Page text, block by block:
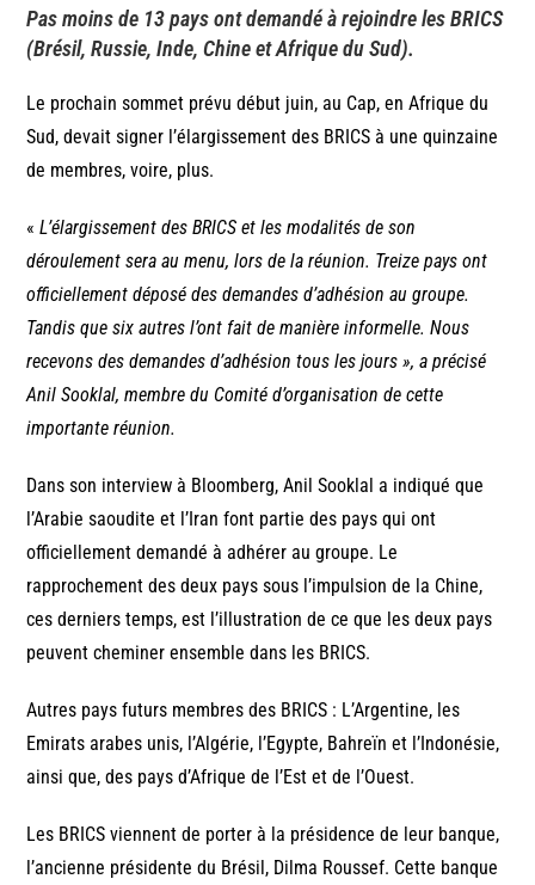
Pas moins de 13 pays ont demandé à rejoindre les BRICS
(Brésil, Russie, Inde, Chine et Afrique du Sud).
Le prochain sommet prévu début juin, au Cap, en Afrique du
Sud, devait signer l’élargissement des BRICS à une quinzaine
de membres, voire, plus.
«L’élargissement des BRICS et les modalités de son
déroulement sera au menu, lors de la réunion. Treize pays ont
officiellement déposé des demandes d’adhésion au groupe.
Tandis que six autres l’ont fait de manière informelle. Nous
recevons des demandes d’adhésion tous les jours »,a précisé
Anil Sooklal, membre du Comité d’organisation de cette
importante réunion.
Dans son interview à Bloomberg, Anil Sooklal a indiqué que
l’Arabie saoudite et l’Iran font partie des pays qui ont
officiellement demandé à adhérer au groupe. Le
rapprochement des deux pays sous l’impulsion de la Chine,
ces derniers temps, est l’illustration de ce que les deux pays
peuvent cheminer ensemble dans les BRICS.
Autres pays futurs membres des BRICS : L’Argentine, les
Emirats arabes unis, l’Algérie, l’Egypte, Bahreïn et l’Indonésie,
ainsi que, des pays d’Afrique de l’Est et de l’Ouest.
Les BRICS viennent de porter à la présidence de leur banque,
l’ancienne présidente du Brésil, Dilma Roussef. Cette banque